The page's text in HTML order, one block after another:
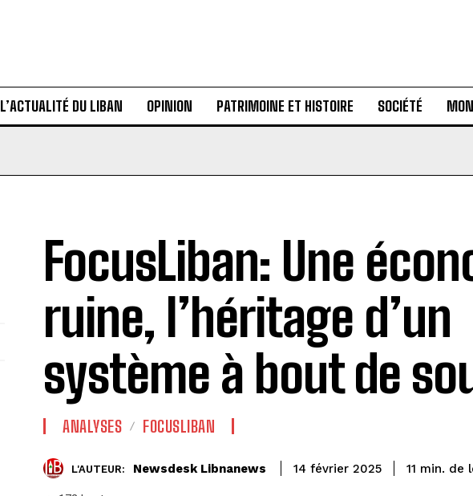
L’ACTUALITÉ DU LIBAN OPINION PATRIMOINE ET HISTOIRE SOCIÉTÉ
FocusLiban: Une
ruine, l’héritage d’un
système à bout de
ANALYSES FOCUSLIBAN
L'AUTEUR: Newsdesk Libnanews 14 février 2025 11 min. de